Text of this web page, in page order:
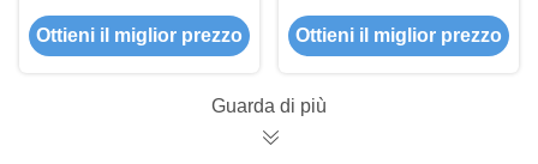
pendente di profilo
per il profilo di In Led
Ottieni il miglior prezzo
il driver in Width50mm
high95mm
Ottieni il miglior prezzo
Guarda di più